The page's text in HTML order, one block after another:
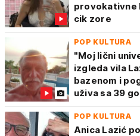
provokativne
cik zore
POP KULTURA
"Moj lični
izgleda vila
bazenom i
uživa sa 39
POP KULTURA
Anica Lazić